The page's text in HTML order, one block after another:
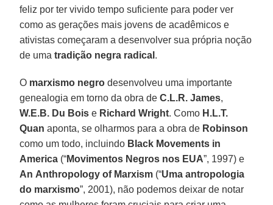
feliz por ter vivido tempo suficiente para poder ver
como as gerações mais jovens de acadêmicos e
ativistas começaram a desenvolver sua própria noção
de uma tradição negra radical .
O marxismo negro desenvolveu uma importante
genealogia em torno da obra deC.L.R. James,
W.E.B. Du Bois e Richard Wright. Como H.L.T.
Quan aponta, se olharmos para a obra de Robinson
como um todo, incluindo Black Movements in
America (“Movimentos Negros nos EUA”, 1997) e
An Anthropology of Marxism (“Uma antropologia
do marxismo”, 2001), não podemos deixar de notar